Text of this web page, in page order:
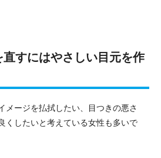
直すにはやさしい目元を作
メージを払拭したい、目つきの悪さ
くしたいと考えている女性も多いで